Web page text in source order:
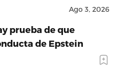
Ago 3, 2026
prueba de que
de Epstein